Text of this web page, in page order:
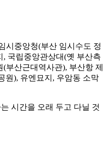
시중앙청(부산 임시수도 정
국립중앙관상대(옛 부산측
부산근대역사관), 부산항 제
원), 유엔묘지, 우암동 소막
시간을 오래 두고 다닐 것